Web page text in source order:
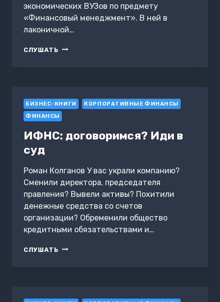
экономических ВУЗов по предмету
«Финансовый менеджмент». В ней в
лаконичной…
СЛУШАТЬ ФОРМИРОВАНИЕ
ПОТОКАМИ
БИЗНЕС-КНИГИ
КОРПОРАТИВНЫЕ ФИНАНСЫ
ФИНАНСЫ
ИФНС: договоримся? Иди в
суд
Роман Колганов У вас украли компанию?
Сменили директора, председателя
правления? Вывели активы? Похитили
денежные средства со счетов
организации? Обременили общество
кредитными обязательствами и…
СЛУШАТЬ ИФНС: